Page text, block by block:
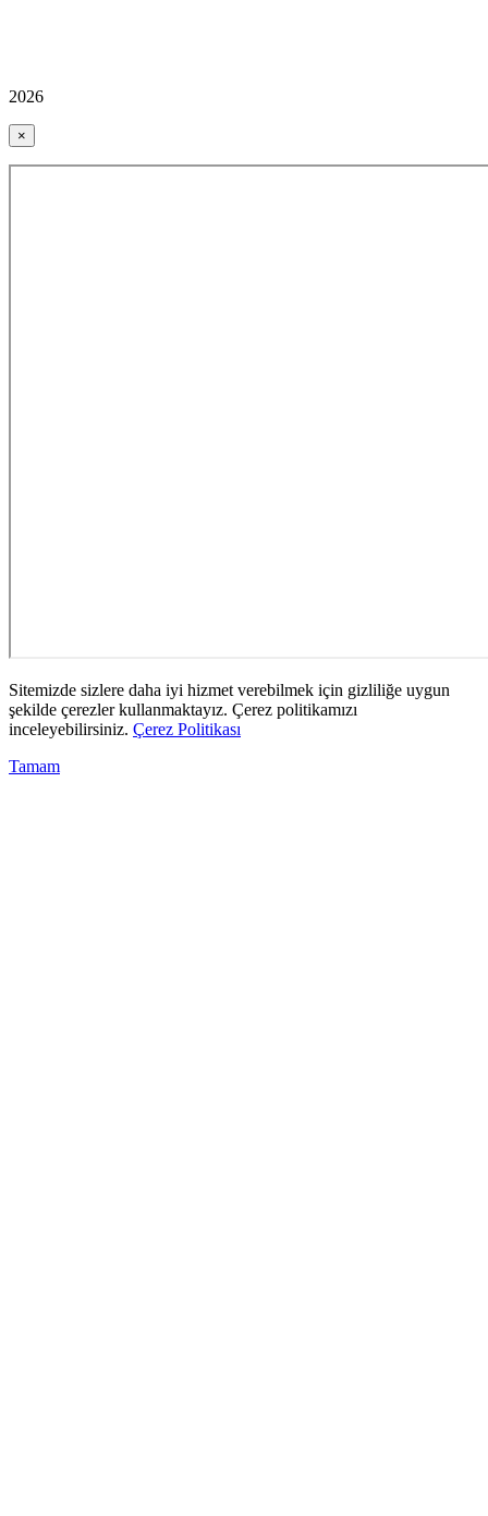
2026
×
Sitemizde sizlere daha iyi hizmet verebilmek için gizliliğe uygun
şekilde çerezler kullanmaktayız. Çerez politikamızı
inceleyebilirsiniz. Çerez Politikası
Tamam